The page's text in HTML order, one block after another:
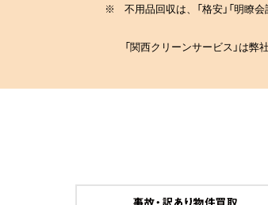
※ 不用品回収は、「格安」「明瞭
「関西クリーンサービス」は